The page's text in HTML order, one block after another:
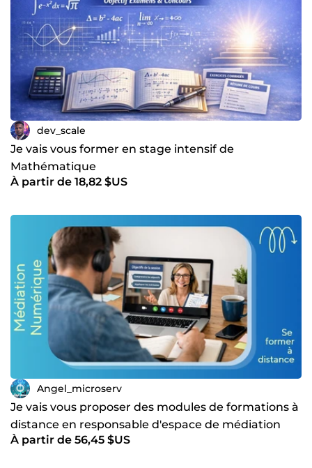
dev_scale
Je vais vous former en stage intensif de
Mathématique
À partir de 18,82 $US
Angel_microserv
Je vais vous proposer des modules de formations à
distance en responsable d'espace de médiation
numérique
À partir de 56,45 $US